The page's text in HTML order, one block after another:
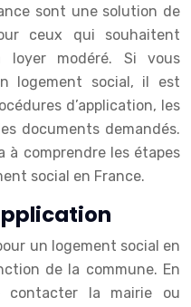
sont une solution de
ceux qui souhaitent
loyer modéré. Si vous
logement social, il est
d’application, les
documents demandés.
à comprendre les étapes
social en France.
un logement social en
de la commune. En
contacter la mairie ou